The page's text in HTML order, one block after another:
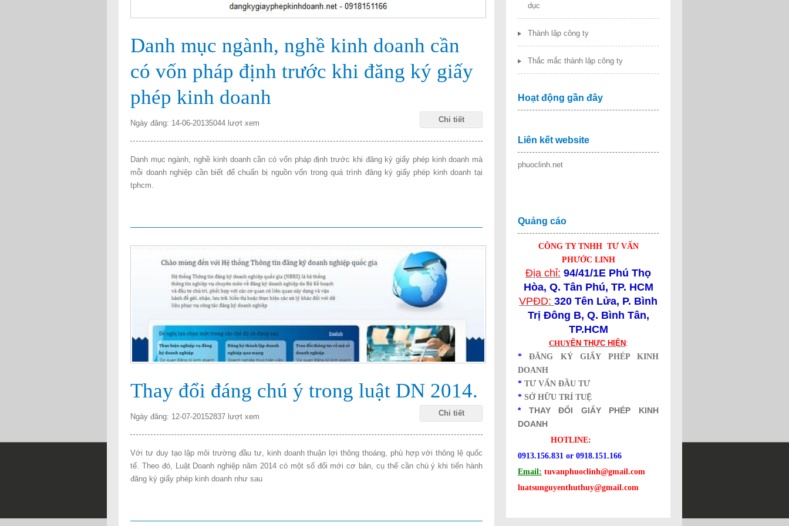
Đăng ký giấy phép kinh doanh
Đăng ký giấy phép kinh doanh, dang ky giay phep kinh doanh
Thực hiện dịch vụ đăng ký giấy phép kinh doanh, thay đổi giấy phep kinh doanh, thành lập doanh nghiệp, tư vấn đầu tư, đăng ký sở hữu trí tuệ.
Danh mục ngành, nghề kinh doanh cần
có vốn pháp định trước khi đăng ký giấy
phép kinh doanh
Ngày đăng: 14-06-20135044 lượt xem Chi tiết
Danh mục ngành, nghề kinh doanh cần có vốn pháp định trước khi đăng ký giấy phép kinh doanh mà
mỗi doanh nghiệp cần biết để chuẩn bị nguồn vốn trong quá trình đăng ký giấy phép kinh doanh tại
tphcm.
Thay đổi đáng chú ý trong luật DN 2014.
Ngày đăng: 12-07-20152837 lượt xem Chi tiết
Với tư duy tạo lập môi trường đầu tư, kinh doanh thuận lợi thông thoáng, phù hợp với thông lệ quốc
tế. Theo đó, Luật Doanh nghiệp năm 2014 có một số đổi mới cơ bản, cụ thể cần chú ý khi tiến hành
đăng ký giấy phép kinh doanh như sau
dục
Thành lập công ty
Thắc mắc thành lập công ty
Hoạt động gần đây
Liên kết website
phuoclinh.net
Quảng cáo
CÔNG TY TNHH TƯ VẤN
PHƯỚC LINH
Địa chỉ: 94/41/1E Phú Thọ
Hòa, Q. Tân Phú, TP. HCM
VPĐD: 320 Tên Lửa, P. Bình
Trị Đông B, Q. Bình Tân,
TP.HCM
CHUYÊN THỰC HIỆN :
*ĐĂNG KÝ GIẤY PHÉP KINH
DOANH
* TƯ VẤN ĐẦU TƯ
* SỞ HỮU TRÍ TUỆ
* THAY ĐỔI GIẤY PHÉP KINH
DOANH
HOTLINE:
0913.156.831 or 0918.151.166
Email: tuvanphuoclinh@gmail.com
luatsunguyenthuthuy@gmail.com